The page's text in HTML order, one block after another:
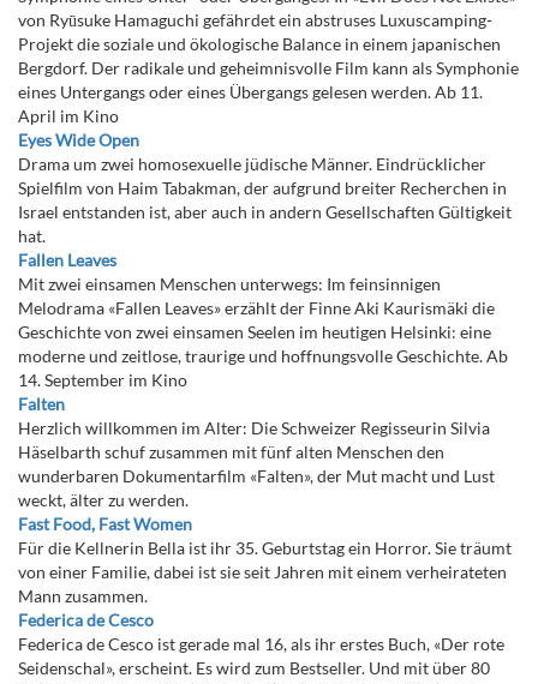
von Ryūsuke Hamaguchi gefährdet ein abstruses Luxuscamping-
Projekt die soziale und ökologische Balance in einem japanischen
Bergdorf. Der radikale und geheimnisvolle Film kann als Symphonie
eines Untergangs oder eines Übergangs gelesen werden. Ab 11.
April im Kino
Eyes Wide Open
Drama um zwei homosexuelle jüdische Männer. Eindrücklicher
Spielfilm von Haim Tabakman, der aufgrund breiter Recherchen in
Israel entstanden ist, aber auch in andern Gesellschaften Gültigkeit
hat.
Fallen Leaves
Mit zwei einsamen Menschen unterwegs: Im feinsinnigen
Melodrama «Fallen Leaves» erzählt der Finne Aki Kaurismäki die
Geschichte von zwei einsamen Seelen im heutigen Helsinki: eine
moderne und zeitlose, traurige und hoffnungsvolle Geschichte. Ab
14. September im Kino
Falten
Herzlich willkommen im Alter: Die Schweizer Regisseurin Silvia
Häselbarth schuf zusammen mit fünf alten Menschen den
wunderbaren Dokumentarfilm «Falten», der Mut macht und Lust
weckt, älter zu werden.
Fast Food, Fast Women
Für die Kellnerin Bella ist ihr 35. Geburtstag ein Horror. Sie träumt
von einer Familie, dabei ist sie seit Jahren mit einem verheirateten
Mann zusammen.
Federica de Cesco
Federica de Cesco ist gerade mal 16, als ihr erstes Buch, «Der rote
Seidenschal», erscheint. Es wird zum Bestseller. Und mit über 80